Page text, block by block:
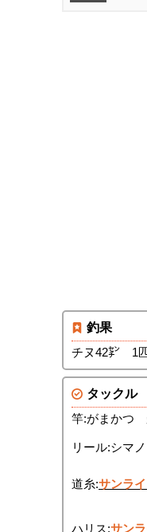
釣果
チヌ42㌢ 1
タックル
竿:がまかつ
リール:シマ
道糸:サンラ
ハリス:サン